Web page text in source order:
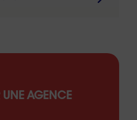
UNE AGENCE